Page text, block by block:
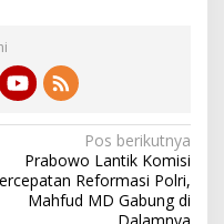
Pos berikutnya
Prabowo Lantik Komisi
Reformasi Polri,
Mahfud MD Gabung di